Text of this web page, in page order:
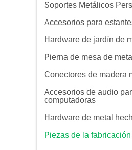
Soportes Metálicos
Accesorios para
Hardware de jardín de
Pierna de mesa de metal
Conectores de madera
Accesorios de audio
computadoras
Hardware de metal
Piezas de la fabricación